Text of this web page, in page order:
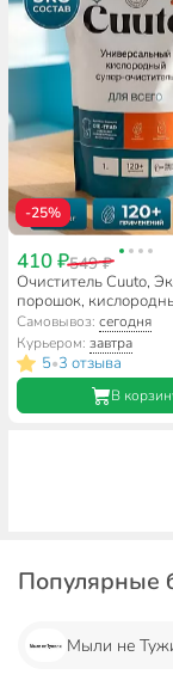
-25%
410 ₽549 ₽
Очиститель Cuuto,
порошок,
Самовывоз:сегодня
Курьером:завтра
5•3 отзыва
В
Популярные
Мыли не